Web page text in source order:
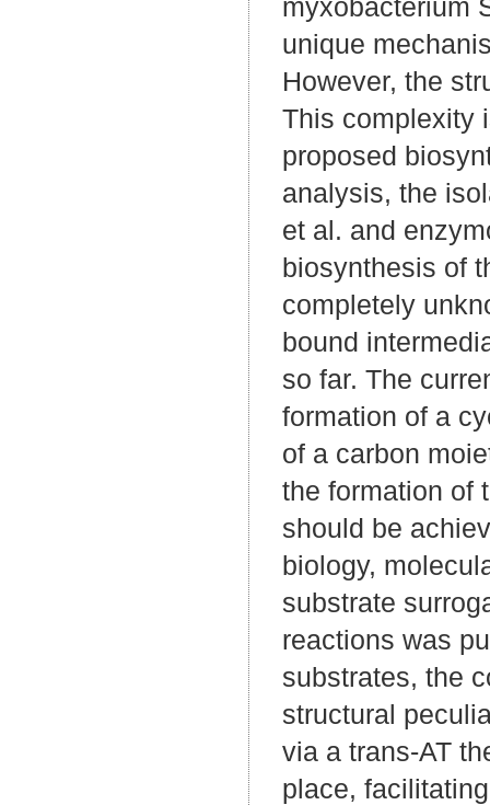
myxobacterium
unique
However, the
This complexity
proposed
analysis, the
et al. and
biosynthesis of
completely
bound
so far. The
formation of a
of a carbon
the formation of
should be
biology,
substrate
reactions was
substrates, the
structural
via a trans-AT
place,